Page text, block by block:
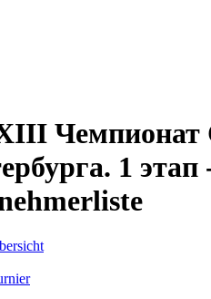
Чемпионат
1 этап